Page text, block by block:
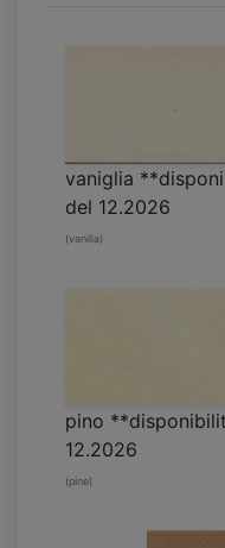
vaniglia
del 12.2026
(vanilla)
pino
12.2026
(pine)